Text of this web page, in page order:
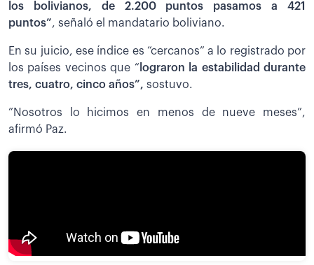
los bolivianos, de 2.200 puntos pasamos a 421
puntos”, señaló el mandatario boliviano.
En su juicio, ese índice es “cercanos” a lo registrado por
los países vecinos que “ lograron la estabilidad durante
tres, cuatro, cinco años”, sostuvo.
”Nosotros lo hicimos en menos de nueve meses”,
afirmó Paz.